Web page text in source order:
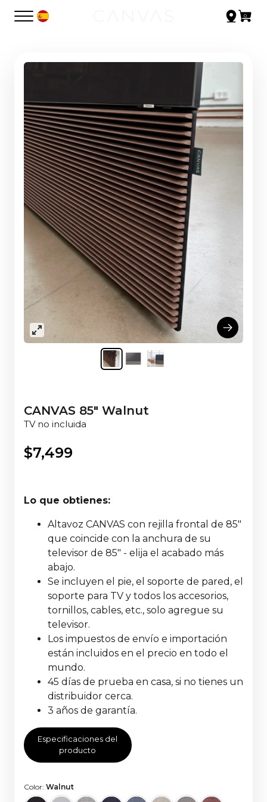
CANVAS 85" Walnut
TV no incluida
$7,499
Lo que obtienes:
Altavoz CANVAS con rejilla frontal de 85"
que coincide con la anchura de su
televisor de 85" - elija el acabado más
abajo.
Se incluyen el pie, el soporte de pared, el
soporte para TV y todos los accesorios,
tornillos, cables, etc., solo agregue su
televisor.
Los impuestos de envío e importación
están incluidos en el precio en todo el
mundo.
45 días de prueba en casa, si no tienes un
distribuidor cerca.
3 años de garantía.
Especificaciones del
producto
Color: Walnut